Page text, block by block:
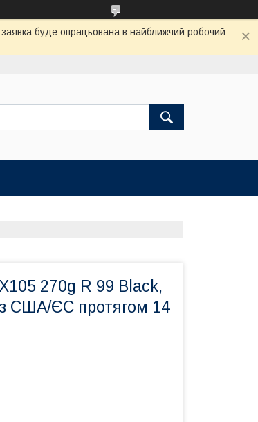
буде опрацьована в найближчий робочий
270g R 99 Black,
з США/ЄС протягом 14